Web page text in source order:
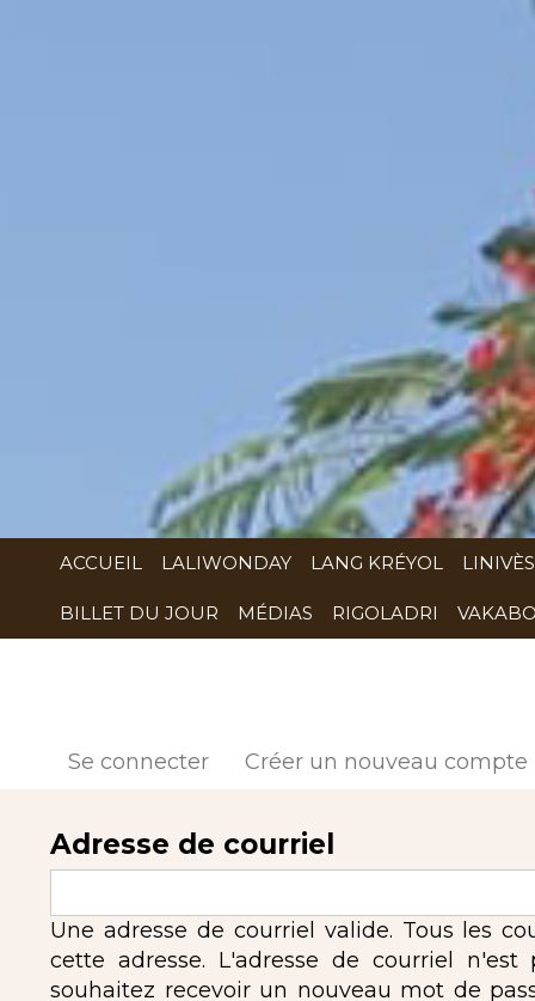
ACCUEIL LALIWONDAY LANG KRÉYOL
BILLET DU JOUR MÉDIAS RIGOLADRI
Se connecter Créer un nouveau compte
Adresse de courriel
Une adresse de courriel valide. Tous les
cette adresse. L'adresse de courriel
souhaitez recevoir un nouveau mot de